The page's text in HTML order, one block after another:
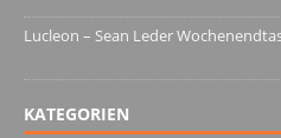
Lucleon – Sean Leder
KATEGORIEN